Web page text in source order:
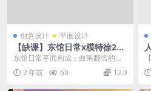
创意设计 平面设计
【缺课】东馆日常x模特徐202
3平面构成效果翻倍的设计插
画魔法课【画质高清有部分素
材】
东馆日常平面构成：效果翻倍的设
计 插画魔法课 【鉴赏课】美术史中
的“点线面大师”...
2 年前 60 12.9